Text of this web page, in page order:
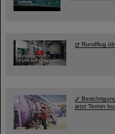
Rundflug
jetzt Termin